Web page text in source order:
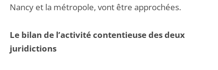
Nancy et la métropole, vont être approchées.
Le bilan de l’activité contentieuse des deux
juridictions